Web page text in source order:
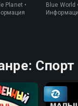
Planet •
Blue World
Спорт